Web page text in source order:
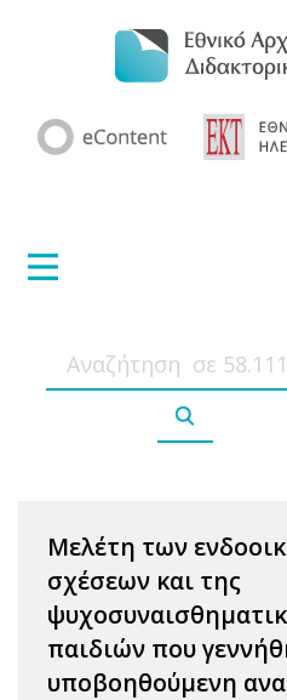
Μελέτη των
σχέσεων και της
παιδιών που
υποβοηθούμενη